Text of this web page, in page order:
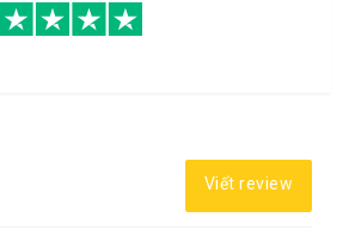
Viết review